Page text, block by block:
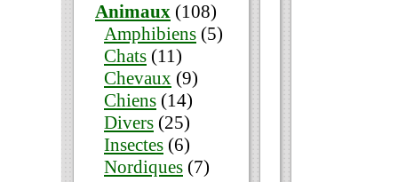
Animaux (108)
Amphibiens (5)
Chats (11)
Chevaux (9)
Chiens (14)
Divers (25)
Insectes (6)
Nordiques (7)